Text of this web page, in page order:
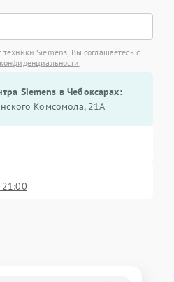
Siemens, Вы соглашаетесь с
Siemens в Чебоксарах:
Комсомола, 21А